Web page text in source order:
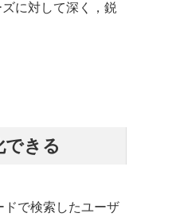
に対して深く，鋭
きる
ドで検索したユーザ